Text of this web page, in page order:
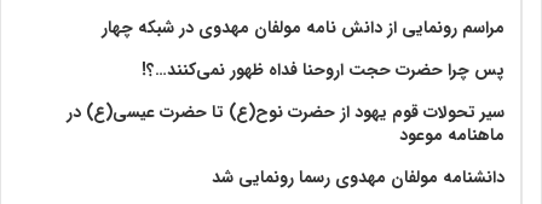
مراسم رونمایی از دانش نامه مولفان مهدوی در شبکه چهار
پس چرا حضرت حجت اروحنا فداه ظهور نمی‌کنند…؟!
سیر تحولات قوم یهود از حضرت نوح(ع) تا حضرت عیسی(ع) در
ماهنامه موعود
دانشنامه مولفان مهدوی رسما رونمایی شد